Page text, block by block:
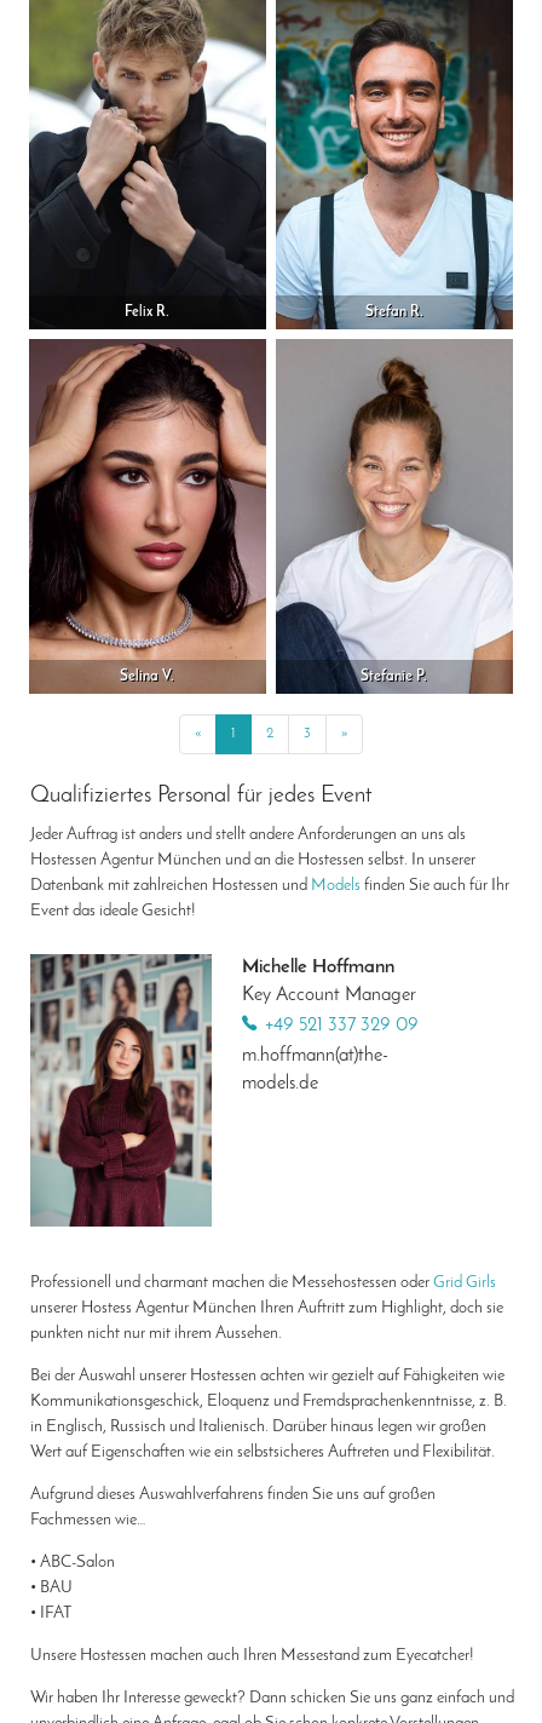
Felix R. Stefan R.
Selina V. Stefanie P.
« Previous
1 2 3 »
Qualifiziertes Personal für jedes Event
Jeder Auftrag ist anders und stellt andere Anforderungen an uns als
Hostessen Agentur München und an die Hostessen selbst. In unserer
Datenbank mit zahlreichen Hostessen und Models finden Sie auch für Ihr
Event das ideale Gesicht!
Michelle Hoffmann
Key Account Manager
+49 521 337 329 09
m.hoffmann(at)the-
models.de
Professionell und charmant machen die Messehostessen oder Grid Girls
unserer Hostess Agentur München Ihren Auftritt zum Highlight, doch sie
punkten nicht nur mit ihrem Aussehen.
Bei der Auswahl unserer Hostessen achten wir gezielt auf Fähigkeiten wie
Kommunikationsgeschick, Eloquenz und Fremdsprachenkenntnisse, z. B.
in Englisch, Russisch und Italienisch. Darüber hinaus legen wir großen
Wert auf Eigenschaften wie ein selbstsicheres Auftreten und Flexibilität.
Aufgrund dieses Auswahlverfahrens finden Sie uns auf großen
Fachmessen wie…
• ABC-Salon
• BAU
• IFAT
Unsere Hostessen machen auch Ihren Messestand zum Eyecatcher!
Wir haben Ihr Interesse geweckt? Dann schicken Sie uns ganz einfach und